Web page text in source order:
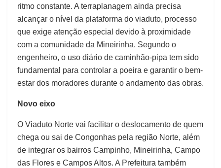
ritmo constante. A terraplanagem ainda precisa
alcançar o nível da plataforma do viaduto, processo
que exige atenção especial devido à proximidade
com a comunidade da Mineirinha. Segundo o
engenheiro, o uso diário de caminhão-pipa tem sido
fundamental para controlar a poeira e garantir o bem-
estar dos moradores durante o andamento das obras.
Novo eixo
O Viaduto Norte vai facilitar o deslocamento de quem
chega ou sai de Congonhas pela região Norte, além
de integrar os bairros Campinho, Mineirinha, Campo
das Flores e Campos Altos. A Prefeitura também